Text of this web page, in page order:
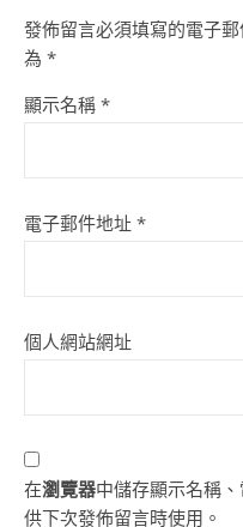
發佈留言必須填寫的電子郵
為 *
顯示名稱 *
電子郵件地址 *
個人網站網址
在瀏覽器中儲存顯示名稱
供下次發佈留言時使用。